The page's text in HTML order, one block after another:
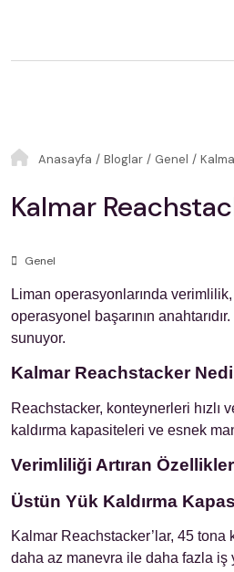
Anasayfa Bloglar Genel
Kalmar
Genel
Liman operasyonlarında
operasyonel başarının anahtarıdır.
sunuyor.
Kalmar Reachstacker
Reachstacker, konteynerleri hızlı
kaldırma kapasiteleri ve esnek
Verimliliği Artıran Özellikler
Üstün Yük Kaldırma
Kalmar Reachstacker’lar, 45
daha az manevra ile daha fazla iş